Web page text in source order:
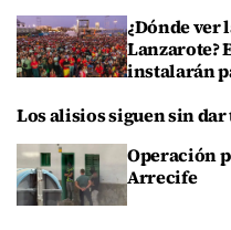
¿Dónde ver
Lanzarote?
instalarán
Los alisios siguen sin
Operación
Arrecife